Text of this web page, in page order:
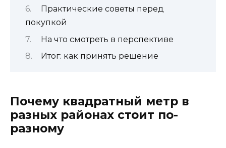
Практические советы перед
покупкой
На что смотреть в перспективе
Итог: как принять решение
Почему квадратный метр в
разных районах стоит по-
разному